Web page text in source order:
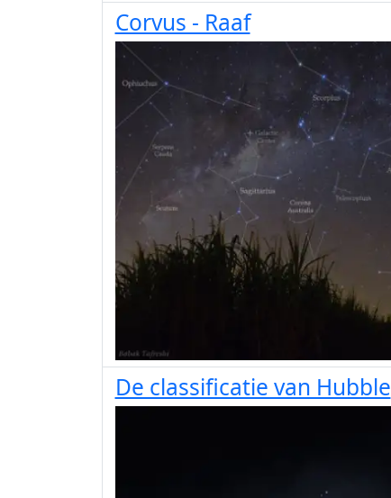
Corvus - Raaf
De classificatie van Hubble